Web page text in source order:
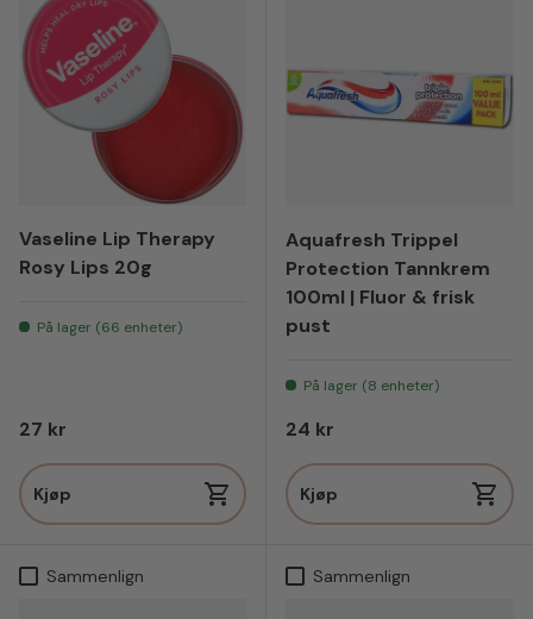
Vaseline Lip Therapy
Rosy Lips 20g
På lager (66 enheter)
Vanlig pris
27 kr
Kjøp
Aquafresh Trippel
Protection Tannkrem
100ml | Fluor & frisk
pust
På lager (8 enheter)
Vanlig pris
24 kr
Kjøp
Sammenlign Sammenlign